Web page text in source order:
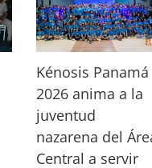
Kénosis Panamá
2026 anima a la
juventud
nazarena del
Central a servir